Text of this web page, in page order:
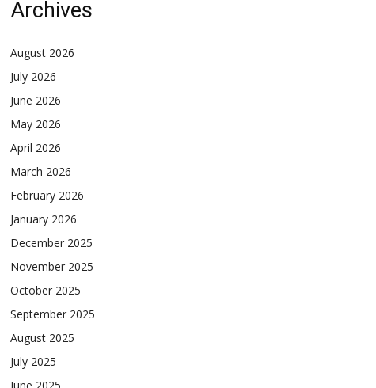
Archives
August 2026
July 2026
June 2026
May 2026
April 2026
March 2026
February 2026
January 2026
December 2025
November 2025
October 2025
September 2025
August 2025
July 2025